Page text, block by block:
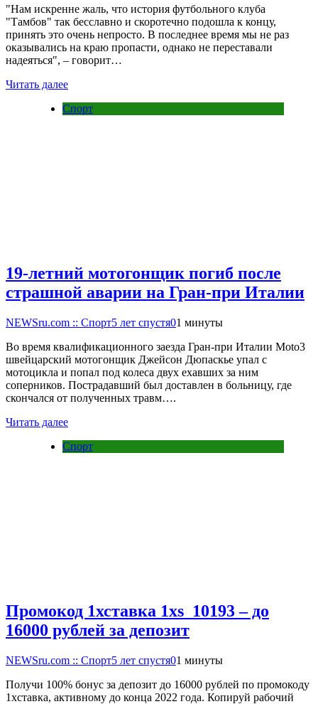
"Нам искренне жаль, что история футбольного клуба
"Тамбов" так бесславно и скоротечно подошла к концу,
принять это очень непросто. В последнее время мы не раз
оказывались на краю пропасти, однако не переставали
надеяться", – говорит…
Читать далее
Спорт
19-летний мотогонщик погиб после
страшной аварии на Гран-при Италии
NEWSru.com :: Спорт5 лет спустя01 минуты
Во время квалификационного заезда Гран-при Италии Moto3
швейцарский мотогонщик Джейсон Дюпаскье упал с
мотоцикла и попал под колеса двух ехавших за ним
соперников. Пострадавший был доставлен в больницу, где
скончался от полученных травм….
Читать далее
Спорт
Промокод 1хставка 1xs_10193 – до
16000 рублей за депозит
NEWSru.com :: Спорт5 лет спустя01 минуты
Получи 100% бонус за депозит до 16000 рублей по промокоду
1хставка, активному до конца 2022 года. Копируй рабочий